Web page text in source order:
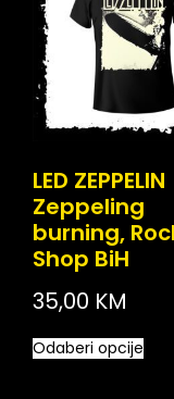
LED ZEPPELIN
Zeppeling
burning,
Shop BiH
35,00 KM
Odaberi opcije